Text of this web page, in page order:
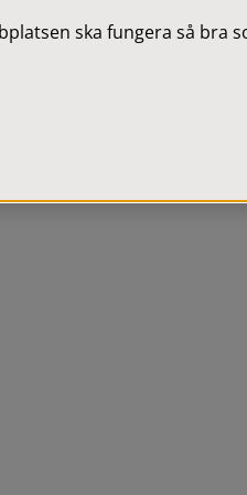
ska fungera så bra